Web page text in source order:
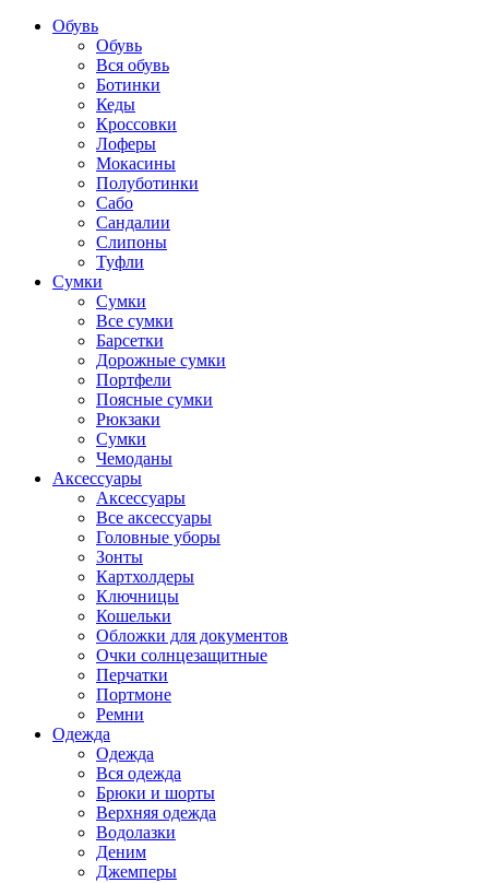
Обувь
Обувь
Вся обувь
Ботинки
Кеды
Кроссовки
Лоферы
Мокасины
Полуботинки
Сабо
Сандалии
Слипоны
Туфли
Сумки
Сумки
Все сумки
Барсетки
Дорожные сумки
Портфели
Поясные сумки
Рюкзаки
Сумки
Чемоданы
Аксессуары
Аксессуары
Все аксессуары
Головные уборы
Зонты
Картхолдеры
Ключницы
Кошельки
Обложки для документов
Очки солнцезащитные
Перчатки
Портмоне
Ремни
Одежда
Одежда
Вся одежда
Брюки и шорты
Верхняя одежда
Водолазки
Деним
Джемперы